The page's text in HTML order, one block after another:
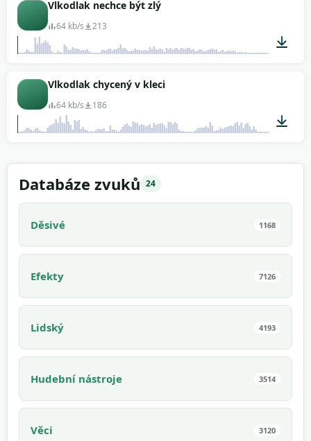
Vlkodlak nechce být zlý
64 kb/s 213
Vlkodlak chycený v kleci
64 kb/s 186
Databáze zvuků 24
Děsivé 1168
Efekty 7126
Lidský 4193
Hudební nástroje 3514
Věci 3120